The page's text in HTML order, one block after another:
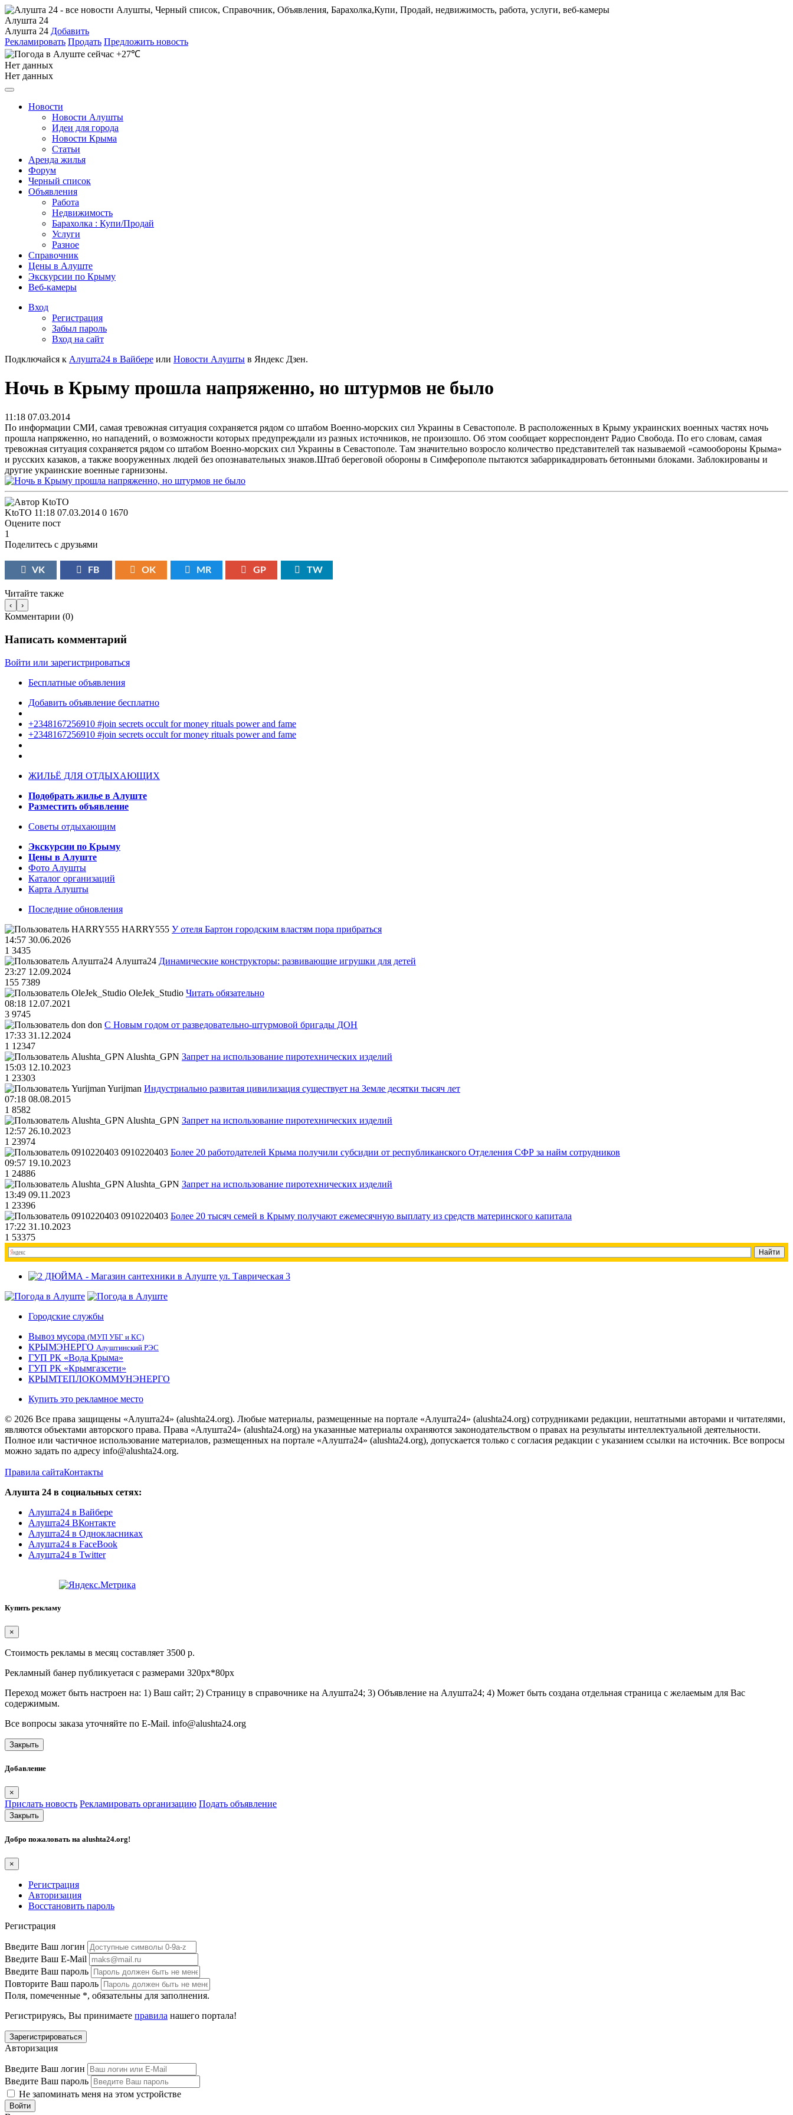
Алушта 24
Алушта 24 Добавить
Рекламировать Продать Предложить новость
+27℃
Нет данных
Нет данных
Новости
Новости Алушты
Идеи для города
Новости Крыма
Статьи
Аренда жилья
Форум
Черный список
Объявления
Работа
Недвижимость
Барахолка : Купи/Продай
Услуги
Разное
Справочник
Цены в Алуште
Экскурсии по Крыму
Веб-камеры
Вход
Регистрация
Забыл пароль
Вход на сайт
Подключайся к Алушта24 в Вайбере или Новости Алушты в Яндекс Дзен.
Ночь в Крыму прошла напряженно, но штурмов не было
11:18 07.03.2014
По информации СМИ, самая тревожная ситуация сохраняется рядом со штабом Военно-морских сил Украины в Севастополе. В расположенных в Крыму украинских военных частях ночь
прошла напряженно, но нападений, о возможности которых предупреждали из разных источников, не произошло. Об этом сообщает корреспондент Радио Свобода. По его словам, самая
тревожная ситуация сохраняется рядом со штабом Военно-морских сил Украины в Севастополе. Там значительно возросло количество представителей так называемой «самообороны Крыма»
и русских казаков, а также вооруженных людей без опознавательных знаков.Штаб береговой обороны в Симферополе пытаются забаррикадировать бетонными блоками. Заблокированы и
другие украинские военные гарнизоны.
KtoTO 11:18 07.03.2014 0 1670
Оцените пост
1
Поделитесь с друзьями
VK FB OK MR GP TW
Читайте также
‹ ›
Комментарии (0)
Написать комментарий
Войти или зарегистрироваться
Бесплатные объявления
Добавить объявление бесплатно
+2348167256910 #join secrets occult for money rituals power and fame
+2348167256910 #join secrets occult for money rituals power and fame
ЖИЛЬЁ ДЛЯ ОТДЫХАЮЩИХ
Подобрать жилье в Алуште
Разместить объявление
Советы отдыхающим
Экскурсии по Крыму
Цены в Алуште
Фото Алушты
Каталог организаций
Карта Алушты
Последние обновления
HARRY555 У отеля Бартон городским властям пора прибраться
14:57 30.06.2026
1 3435
Алушта24 Динамические конструкторы: развивающие игрушки для детей
23:27 12.09.2024
155 7389
OleJek_Studio Читать обязательно
08:18 12.07.2021
3 9745
don С Новым годом от разведовательно-штурмовой бригады ДОН
17:33 31.12.2024
1 12347
Alushta_GPN Запрет на использование пиротехнических изделий
15:03 12.10.2023
1 23303
Yurijman Индустриально развитая цивилизация существует на Земле десятки тысяч лет
07:18 08.08.2015
1 8582
Alushta_GPN Запрет на использование пиротехнических изделий
12:57 26.10.2023
1 23974
0910220403 Более 20 работодателей Крыма получили субсидии от республиканского Отделения СФР за найм сотрудников
09:57 19.10.2023
1 24886
Alushta_GPN Запрет на использование пиротехнических изделий
13:49 09.11.2023
1 23396
0910220403 Более 20 тысяч семей в Крыму получают ежемесячную выплату из средств материнского капитала
17:22 31.10.2023
1 53375
Городские службы
Вывоз мусора (МУП УБГ и КС)
КРЫМЭНЕРГО Алуштинский РЭС
ГУП РК «Вода Крыма»
ГУП РК «Крымгазсети»
КРЫМТЕПЛОКОММУНЭНЕРГО
Купить это рекламное место
© 2026 Все права защищены «Алушта24» (alushta24.org). Любые материалы, размещенные на портале «Алушта24» (alushta24.org) сотрудниками редакции, нештатными авторами и читателями,
являются объектами авторского права. Права «Алушта24» (alushta24.org) на указанные материалы охраняются законодательством о правах на результаты интеллектуальной деятельности.
Полное или частичное использование материалов, размещенных на портале «Алушта24» (alushta24.org), допускается только с согласия редакции с указанием ссылки на источник. Все вопросы
можно задать по адресу info@alushta24.org.
Правила сайтаКонтакты
Алушта 24 в социальных сетях:
Алушта24 в Вайбере
Алушта24 ВКонтакте
Алушта24 в Однокласниках
Алушта24 в FaceBook
Алушта24 в Twitter
Купить рекламу
×
Стоимость рекламы в месяц составляет 3500 р.
Рекламный банер публикуетася с размерами 320px*80px
Переход может быть настроен на: 1) Ваш сайт; 2) Страницу в справочнике на Алушта24; 3) Объявление на Алушта24; 4) Может быть создана отдельная страница с желаемым для Вас
содержимым.
Все вопросы заказа уточняйте по E-Mail. info@alushta24.org
Закрыть
Добавление
×
Прислать новость Рекламировать организацию Подать объявление
Закрыть
Добро пожаловать на alushta24.org!
×
Регистрация
Авторизация
Восстановить пароль
Регистрация
Введите Ваш логин
Введите Ваш E-Mail
Введите Ваш пароль
Повторите Ваш пароль
Поля, помеченные *, обязательны для заполнения.
Регистрируясь, Вы принимаете правила нашего портала!
Авторизация
Введите Ваш логин
Введите Ваш пароль
Не запоминать меня на этом устройстве